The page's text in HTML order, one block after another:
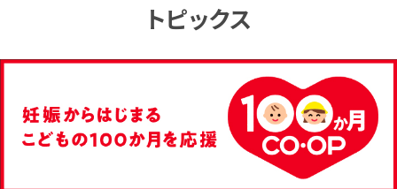
トピックス